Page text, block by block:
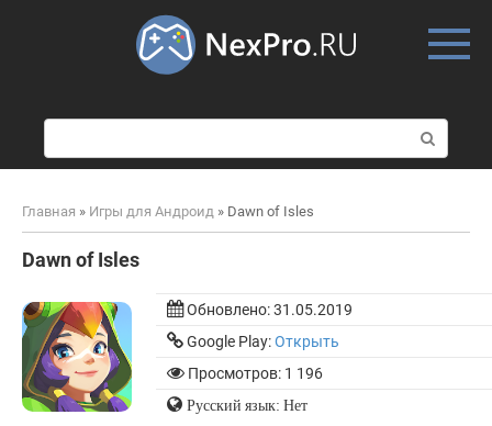
о
и
к
Главная » Игры для Андроид » Dawn of Isles
Dawn of Isles
Обновлено:31.05.2019
Google Play:Открыть
Просмотров: 1 196
Русский язык: Нет